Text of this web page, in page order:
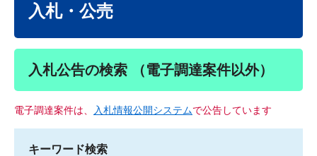
入札・公売
入札公告の検索 （電子調達案件以外）
電子調達案件は、 入札情報公開システムで公告しています
キーワード検索